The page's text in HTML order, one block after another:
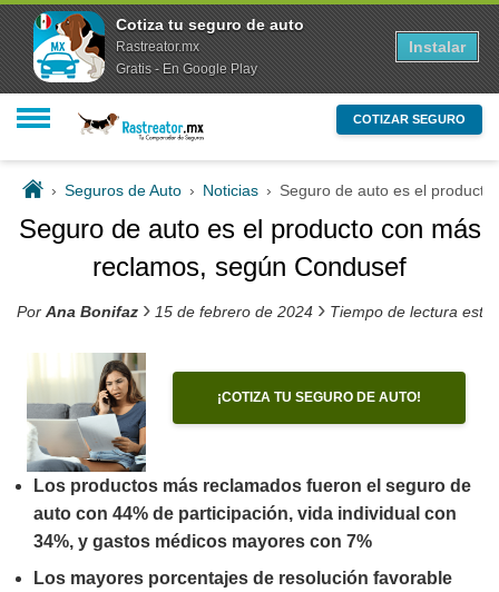
COTIZAR SEGURO
› Seguros de Auto › Noticias › Seguro de auto es el
Seguro de auto es el producto con más
reclamos, según Condusef
Por Ana Bonifaz › 15 de febrero de 2024 › Tiempo de lectura
¡COTIZA TU SEGURO DE AUTO!
Los productos más reclamados fueron el seguro de
auto con 44% de participación, vida individual con
34%, y gastos médicos mayores con 7%
Los mayores porcentajes de resolución favorable
Cotiza tu seguro de auto
Rastreator.mx
Gratis - En Google Play
Instalar